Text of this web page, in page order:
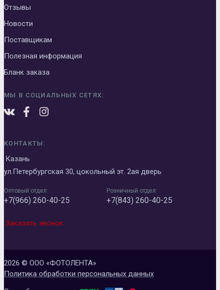
Отзывы
Новости
Поставщикам
Полезная информация
Бланк заказа
МЫ В СОЦИАЛЬНЫХ СЕТЯХ:
КОНТАКТЫ:
Казань
ул.Петербургская 30, цокольный эт. 2ая дверь
Оптовый отдел:
+7(966) 260-40-25
Розничный отдел:
+7(843) 260-40-25
Заказать звонок
2026 © ООО «ФОТОЛЕНТА»
Политика обработки персональных данных